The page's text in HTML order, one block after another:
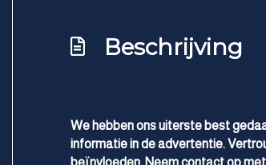
Beschrijving
We hebben ons uiterste best
informatie in de advertentie.
beïnvloeden. Neem contact op